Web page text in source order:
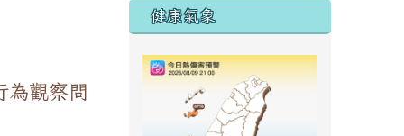
為觀察問
右邊區域內容
健康氣象